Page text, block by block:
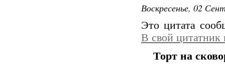
Воскресенье, 02
Это цитата
В свой цитатник
Торт на